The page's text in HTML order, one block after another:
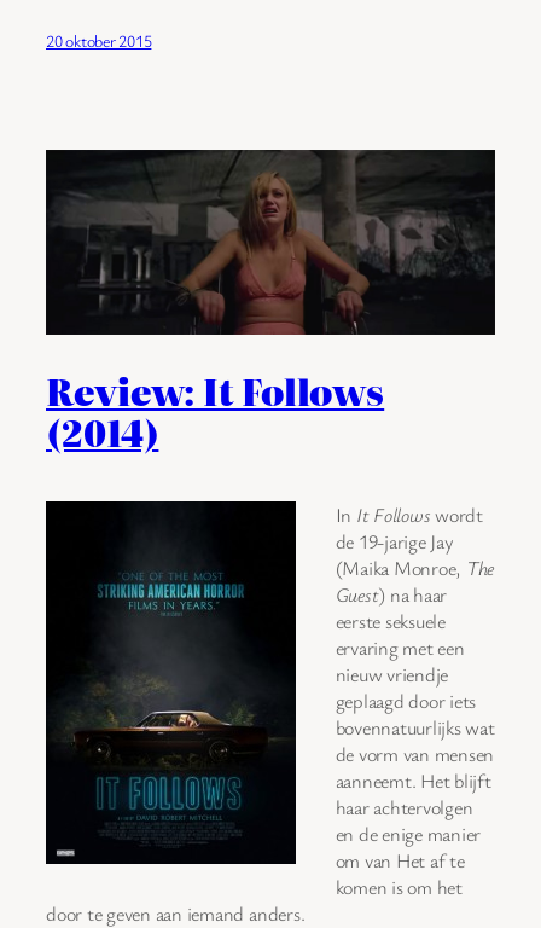
20 oktober 2015
Review: It Follows
(2014)
In It Followswordt
de 19-jarige Jay
(Maika Monroe, The
Guest) na haar
eerste seksuele
ervaring met een
nieuw vriendje
geplaagd door iets
bovennatuurlijks wat
de vorm van mensen
aanneemt. Het blijft
haar achtervolgen
en de enige manier
om van Het af te
komen is om het
door te geven aan iemand anders.